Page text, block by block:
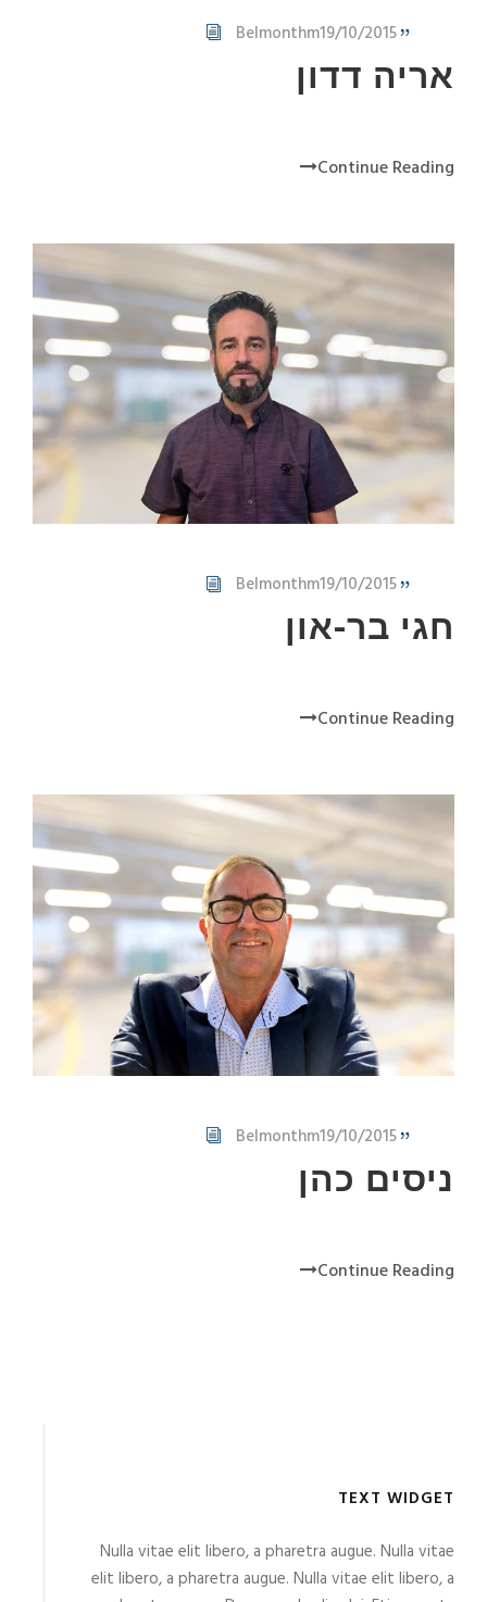
19/10/2015
Belmonthm
אריה דדון
Continue Reading
19/10/2015
Belmonthm
חגי בר-און
Continue Reading
19/10/2015
Belmonthm
ניסים כהן
Continue Reading
TEXT WIDGET
Nulla vitae elit libero, a pharetra augue. Nulla vitae
elit libero, a pharetra augue. Nulla vitae elit libero, a